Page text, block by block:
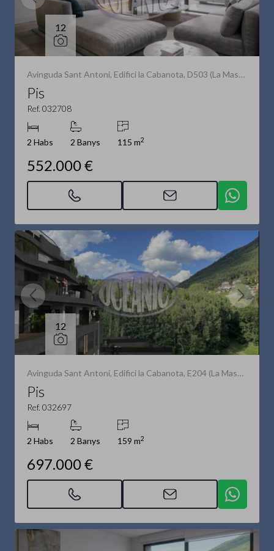
12
Avinguda Sant Antoni, Edifici la Cabanota, D503 (La Massana)
Pis
Ref. 032708
2 Habs 2 Banys 115 m2
552.000 €
12
Avinguda Sant Antoni, Edifici la Cabanota, E204 (La Massana)
Pis
Ref. 032697
2 Habs 2 Banys 159 m2
697.000 €